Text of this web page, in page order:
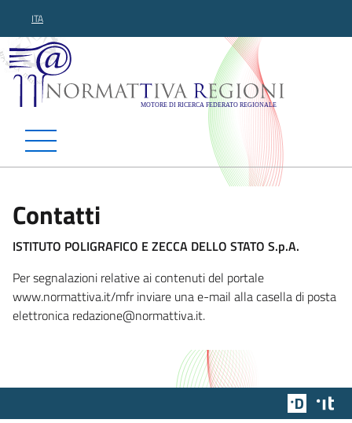
ITA
Normattiva Regioni -
Contatti
ISTITUTO POLIGRAFICO E ZECCA DELLO STATO S.p.A.
Per segnalazioni relative ai contenuti del portale
www.normattiva.it/mfr inviare una e-mail alla casella di posta
elettronica redazione@normattiva.it.
Team